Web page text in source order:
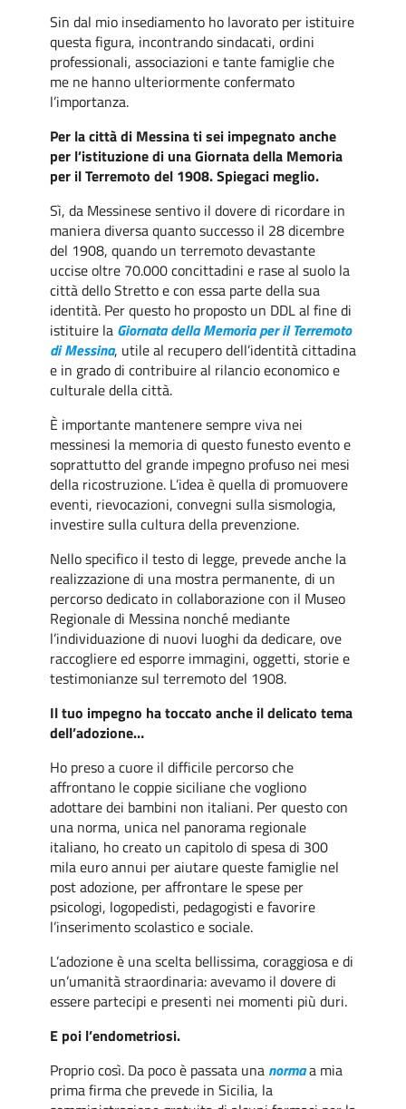
Sin dal mio insediamento ho lavorato per istituire
questa figura, incontrando sindacati, ordini
professionali, associazioni e tante famiglie che
me ne hanno ulteriormente confermato
l’importanza.
Per la città di Messina ti sei impegnato anche
per l’istituzione di una Giornata della Memoria
per il Terremoto del 1908. Spiegaci meglio.
Sì, da Messinese sentivo il dovere di ricordare in
maniera diversa quanto successo il 28 dicembre
del 1908, quando un terremoto devastante
uccise oltre 70.000 concittadini e rase al suolo la
città dello Stretto e con essa parte della sua
identità. Per questo ho proposto un DDL al fine di
istituire la Giornata della Memoria per il Terremoto
di Messina, utile al recupero dell’identità cittadina
e in grado di contribuire al rilancio economico e
culturale della città.
È importante mantenere sempre viva nei
messinesi la memoria di questo funesto evento e
soprattutto del grande impegno profuso nei mesi
della ricostruzione. L’idea è quella di promuovere
eventi, rievocazioni, convegni sulla sismologia,
investire sulla cultura della prevenzione.
Nello specifico il testo di legge, prevede anche la
realizzazione di una mostra permanente, di un
percorso dedicato in collaborazione con il Museo
Regionale di Messina nonché mediante
l’individuazione di nuovi luoghi da dedicare, ove
raccogliere ed esporre immagini, oggetti, storie e
testimonianze sul terremoto del 1908.
Il tuo impegno ha toccato anche il delicato tema
dell’adozione…
Ho preso a cuore il difficile percorso che
affrontano le coppie siciliane che vogliono
adottare dei bambini non italiani. Per questo con
una norma, unica nel panorama regionale
italiano, ho creato un capitolo di spesa di 300
mila euro annui per aiutare queste famiglie nel
post adozione, per affrontare le spese per
psicologi, logopedisti, pedagogisti e favorire
l’inserimento scolastico e sociale.
L’adozione è una scelta bellissima, coraggiosa e di
un’umanità straordinaria: avevamo il dovere di
essere partecipi e presenti nei momenti più duri.
E poi l’endometriosi.
Proprio così. Da poco è passata una normaa mia
prima firma che prevede in Sicilia, la